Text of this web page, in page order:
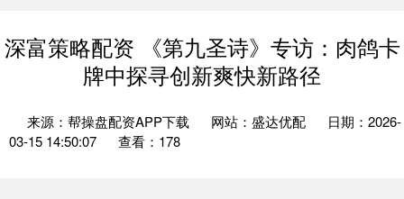
深富策略配资 《第九圣诗》专访：肉鸽卡
牌中探寻创新爽快新路径
来源：帮操盘配资APP下载 网站：盛达优配
日期：2026-
03-15 14:50:07
查看：178